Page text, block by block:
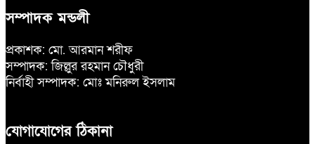
সম্পাদক মন্ডলী
প্রকাশক: মো. আরমান শরীফ
সম্পাদক: জিল্লুর রহমান চৌধুরী
নির্বাহী সম্পাদক: মোঃ মনিরুল ইসলাম
যোগাযোগের ঠিকানা